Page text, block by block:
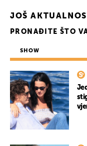
JOŠ
PRONAĐITE ŠTO
SHOW